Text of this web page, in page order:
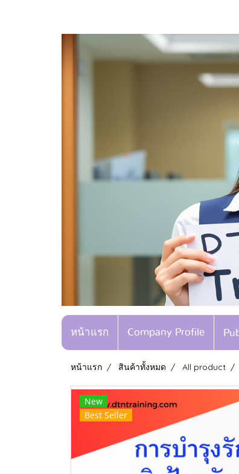
หน้าแรก Company Profile
หน้าแรก สินค้าทั้งหมด All product
New
Best Seller